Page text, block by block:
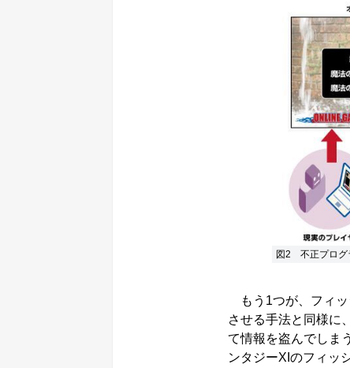
図2 不正プログ
もう1つが、フィッ
させる手法と同様に
て情報を盗んでしま
ンタジーXIのフィッ